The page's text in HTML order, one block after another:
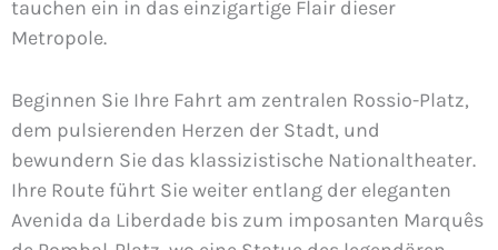
tauchen ein in das einzigartige Flair dieser
Metropole.
Beginnen Sie Ihre Fahrt am zentralen Rossio-Platz,
dem pulsierenden Herzen der Stadt, und
bewundern Sie das klassizistische Nationaltheater.
Ihre Route führt Sie weiter entlang der eleganten
Avenida da Liberdade bis zum imposanten Marquês